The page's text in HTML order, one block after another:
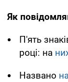
Як
П'ять
році: на
Названо